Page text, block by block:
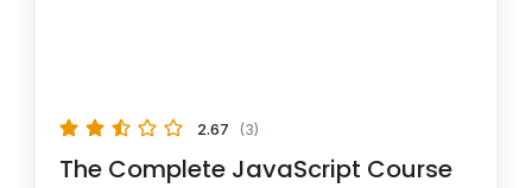
2.67 (3)
The Complete JavaScript Course